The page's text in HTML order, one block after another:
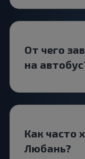
От чего
на
Как часто
Любань?